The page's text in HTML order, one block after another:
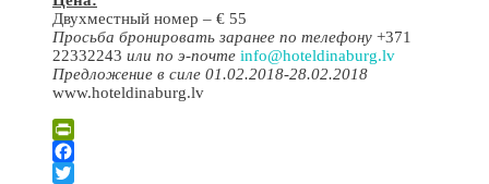
Двухместный номер – € 55
Просьба бронировать заранее по телефону +371
22332243 или по э-почте info@hoteldinaburg.lv
Предложение в силе 01.02.2018-28.02.2018
www.hoteldinaburg.lv
PrintFriendly
Facebook